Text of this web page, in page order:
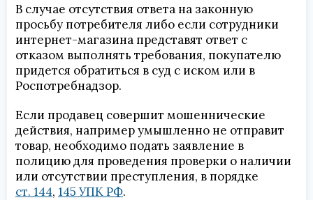
В случае отсутствия ответа на законную
просьбу потребителя либо если сотрудники
интернет-магазина представят ответ с
отказом выполнять требования, покупателю
придется обратиться в суд с иском или в
Роспотребнадзор.
Если продавец совершит мошеннические
действия, например умышленно не отправит
товар, необходимо подать заявление в
полицию для проведения проверки о наличии
или отсутствии преступления, в порядке
ст. 144, 145 УПК РФ.